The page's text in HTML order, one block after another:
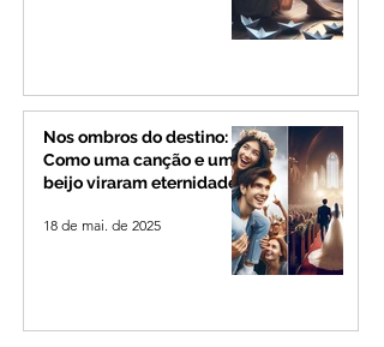
Nos ombros do destino:
Como uma canção e um
beijo viraram eternidade
18 de mai. de 2025